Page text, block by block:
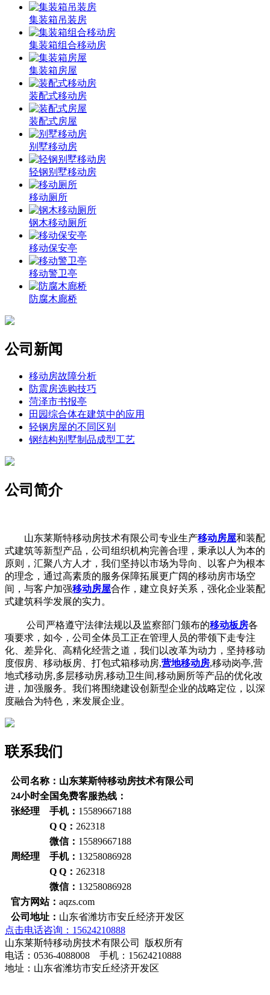
集装箱吊装房
集装箱组合移动房
集装箱房屋
装配式移动房
装配式房屋
别墅移动房
轻钢别墅移动房
移动厕所
钢木移动厕所
移动保安亭
移动警卫亭
防腐木廊桥
公司新闻
移动房故障分析
防震房选购技巧
菏泽市书报亭
田园综合体在建筑中的应用
轻钢房屋的不同区别
钢结构别墅制品成型工艺
公司简介
山东莱斯特移动房技术有限公司专业生产移动房屋和装配
式建筑等新型产品，公司组织机构完善合理，秉承以人为本的
原则，汇聚八方人才，我们坚持以市场为导向、以客户为根本
的理念，通过高素质的服务保障拓展更广阔的移动房市场空
间，与客户加强移动房屋合作，建立良好关系，强化企业装配
式建筑科学发展的实力。
公司严格遵守法律法规以及监察部门颁布的移动板房各
项要求，如今，公司全体员工正在管理人员的带领下走专注
化、差异化、高精化经营之道，我们以改革为动力，坚持移动
度假房、移动板房、打包式箱移动房,营地移动房,移动岗亭,营
地式移动房,多层移动房,移动卫生间,移动厕所等产品的优化改
进，加强服务。我们将围绕建设创新型企业的战略定位，以深
度融合为特色，来发展企业。
联系我们
公司名称：山东莱斯特移动房技术有限公司
24小时全国免费客服热线：
张经理 手机： 15589667188
Q Q： 262318
微信： 15589667188
周经理 手机： 13258086928
Q Q： 262318
微信： 13258086928
官方网站： aqzs.com
公司地址： 山东省潍坊市安丘经济开发区
点击电话咨询：15624210888
山东莱斯特移动房技术有限公司 版权所有
电话：0536-4088008 手机：15624210888
地址：山东省潍坊市安丘经济开发区